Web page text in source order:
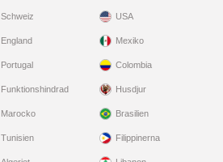
Schweiz
England
Portugal
Funktionshindrad
USA
Mexiko
Colombia
Husdjur
Marocko
Tunisien
Brasilien
Filippinerna